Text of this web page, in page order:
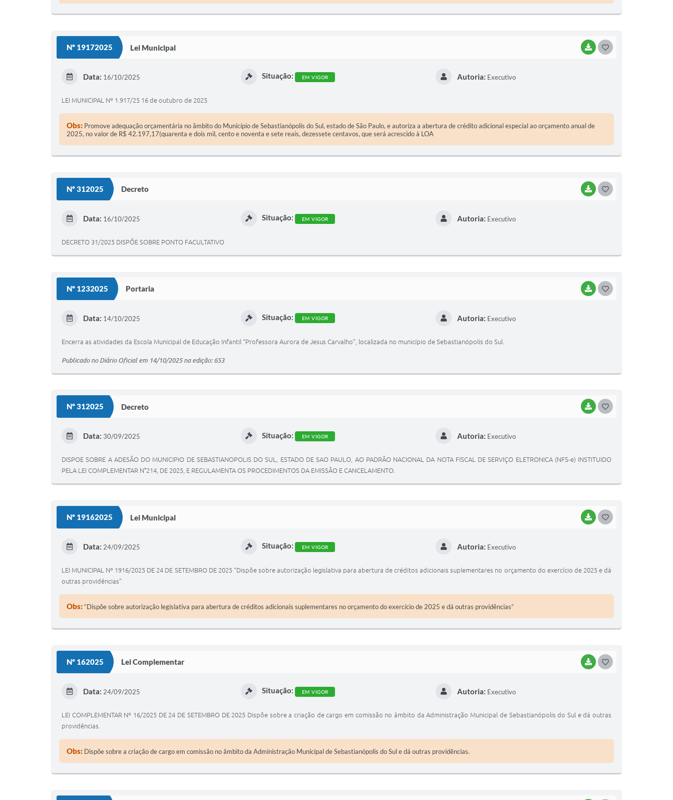
Nº 19172025 Lei Municipal BAIXAR
Data: 16/10/2025 Situação: EM VIGOR Autoria: Executivo
LEI MUNICIPAL Nº 1.917/25 16 de outubro de 2025
Obs: Promove adequação orçamentária no âmbito do Município de Sebastianópolis do Sul, estado de São Paulo, e autoriza a abertura de crédito adicional especial ao orçamento anual de
2025, no valor de R$ 42.197,17(quarenta e dois mil, cento e noventa e sete reais, dezessete centavos, que será acrescido à LOA
Nº 312025 Decreto BAIXAR
Data: 16/10/2025 Situação: EM VIGOR Autoria: Executivo
DECRETO 31/2025 DISPÕE SOBRE PONTO FACULTATIVO
Nº 1232025 Portaria BAIXAR
Data: 14/10/2025 Situação: EM VIGOR Autoria: Executivo
Encerra as atividades da Escola Municipal de Educação Infantil “Professora Aurora de Jesus Carvalho”, localizada no município de Sebastianópolis do Sul.
Publicado no Diário Oficial em 14/10/2025 na edição: 653
Nº 312025 Decreto BAIXAR
I
Data: 30/09/2025 Situação: EM VIGOR Autoria: Executivo
DISPOE SOBRE A ADESÃO DO MUNICIPIO DE SEBASTIANOPOLIS DO SUL, ESTADO DE SAO PAULO, AO PADRÃO NACIONAL DA NOTA FISCAL DE SERVIÇO ELETRONICA (NFS-e) INSTITUIDO
PELA LEI COMPLEMENTAR N°214, DE 2025, E REGULAMENTA OS PROCEDIMENTOS DA EMISSÃO E CANCELAMENTO.
Nº 19162025 Lei Municipal BAIXAR
I
Data: 24/09/2025 Situação: EM VIGOR Autoria: Executivo
LEI MUNICIPAL Nº 1916/2025 DE 24 DE SETEMBRO DE 2025 “Dispõe sobre autorização legislativa para abertura de créditos adicionais suplementares no orçamento do exercício de 2025 e dá
outras providências”
Obs:“Dispõe sobre autorização legislativa para abertura de créditos adicionais suplementares no orçamento do exercício de 2025 e dá outras providências”
Nº 162025 Lei Complementar BAIXAR
I
Data: 24/09/2025 Situação: EM VIGOR Autoria: Executivo
LEI COMPLEMENTAR Nº 16/2025 DE 24 DE SETEMBRO DE 2025 Dispõe sobre a criação de cargo em comissão no âmbito da Administração Municipal de Sebastianópolis do Sul e dá outras
providências.
Obs: Dispõe sobre a criação de cargo em comissão no âmbito da Administração Municipal de Sebastianópolis do Sul e dá outras providências.